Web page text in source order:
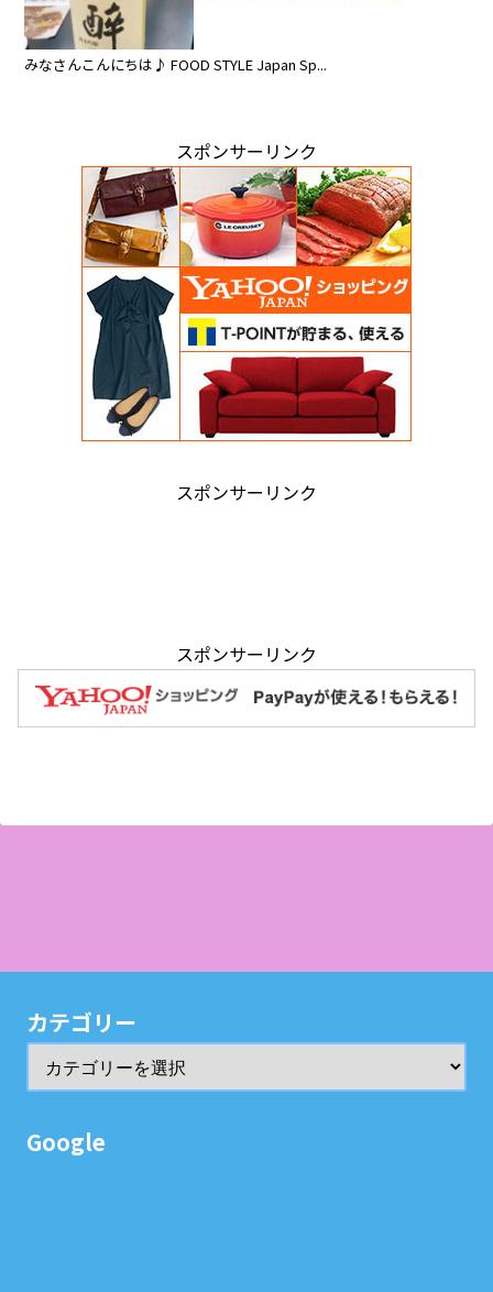
みなさんこんにちは♪ FOOD STYLE Japan Sp...
スポンサーリンク
スポンサーリンク
スポンサーリンク
カテゴリー
Google